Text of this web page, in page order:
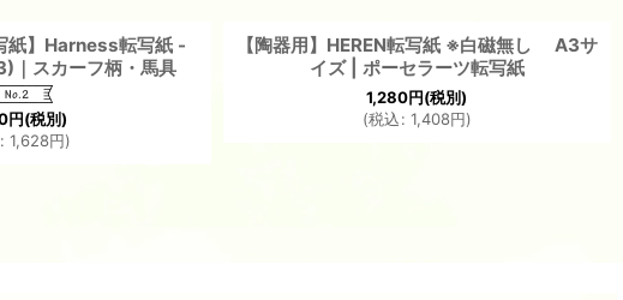
紙】Harness転写紙 -
スカーフ柄・馬具
円(税別)
: 1,628円)
【陶器用】HEREN転写紙 ※白磁無し A3サ
イズ | ポーセラーツ転写紙
1,280円(税別)
(税込: 1,408円)